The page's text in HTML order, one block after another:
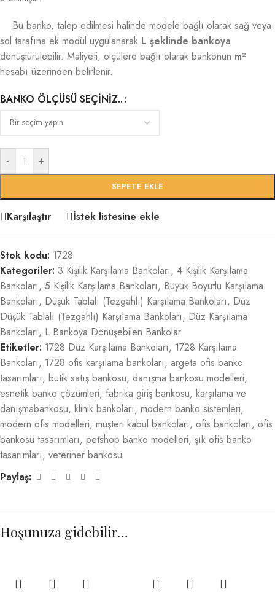
Bu banko, talep edilmesi halinde modele bağlı olarak sağ veya
sol tarafına ek modül uygulanarak L şeklinde bankoya
dönüştürülebilir. Maliyeti, ölçülere bağlı olarak bankonun m²
hesabı üzerinden belirlenir.
BANKO ÖLÇÜSÜ SEÇINIZ..
- +
SEPETE EKLE
Karşılaştır İstek listesine ekle
Stok kodu: 1728
Kategoriler: 3 Kişilik Karşılama Bankoları, 4 Kişilik Karşılama
Bankoları, 5 Kişilik Karşılama Bankoları, Büyük Boyutlu Karşılama
Bankoları, Düşük Tablalı (Tezgahlı) Karşılama Bankoları, Düz
Düşük Tablalı (Tezgahlı) Karşılama Bankoları, Düz Karşılama
Bankoları, L Bankoya Dönüşebilen Bankolar
Etiketler: 1728 Düz Karşılama Bankoları, 1728 Karşılama
Bankoları, 1728 ofis karşılama bankoları, argeta ofis banko
tasarımları, butik satış bankosu, danışma bankosu modelleri,
esnetik banko çözümleri, fabrika giriş bankosu, karşılama ve
danışmabankosu, klinik bankoları, modern banko sistemleri,
modern ofis modelleri, müşteri kabul bankoları, ofis bankoları, ofis
bankosu tasarımları, petshop banko modelleri, şık ofis banko
tasarımları, veteriner bankosu
Paylaş:
Hoşunuza gidebilir…